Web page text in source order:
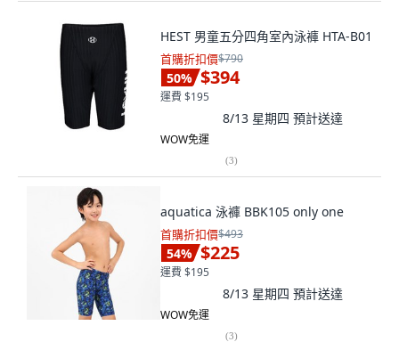
HEST 男童五分四角室內泳褲 HTA-B01
首購折扣價$790
50% $394
運費 $195
8/13 星期四 預計送達
WOW免運
(3)
aquatica 泳褲 BBK105 only one
首購折扣價$493
54% $225
運費 $195
8/13 星期四 預計送達
WOW免運
(3)